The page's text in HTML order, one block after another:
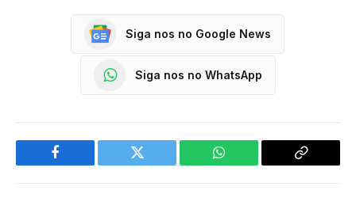
Siga nos no Google News
Siga nos no WhatsApp
Facebook Twitter WhatsApp
Copy